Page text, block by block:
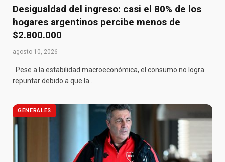
Desigualdad del ingreso: casi el 80% de los
hogares argentinos percibe menos de
$2.800.000
agosto 10, 2026
Pese a la estabilidad macroeconómica, el consumo no logra
repuntar debido a que la…
GENERALES